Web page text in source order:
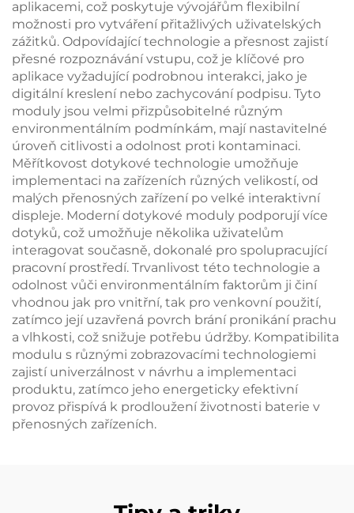
aplikacemi, což poskytuje vývojářům flexibilní
možnosti pro vytváření přitažlivých uživatelských
zážitků. Odpovídající technologie a přesnost zajistí
přesné rozpoznávání vstupu, což je klíčové pro
aplikace vyžadující podrobnou interakci, jako je
digitální kreslení nebo zachycování podpisu. Tyto
moduly jsou velmi přizpůsobitelné různým
environmentálním podmínkám, mají nastavitelné
úroveň citlivosti a odolnost proti kontaminaci.
Měřítkovost dotykové technologie umožňuje
implementaci na zařízeních různých velikostí, od
malých přenosných zařízení po velké interaktivní
displeje. Moderní dotykové moduly podporují více
dotyků, což umožňuje několika uživatelům
interagovat současně, dokonalé pro spolupracující
pracovní prostředí. Trvanlivost této technologie a
odolnost vůči environmentálním faktorům ji činí
vhodnou jak pro vnitřní, tak pro venkovní použití,
zatímco její uzavřená povrch brání pronikání prachu
a vlhkosti, což snižuje potřebu údržby. Kompatibilita
modulu s různými zobrazovacími technologiemi
zajistí univerzálnost v návrhu a implementaci
produktu, zatímco jeho energeticky efektivní
provoz přispívá k prodloužení životnosti baterie v
přenosných zařízeních.